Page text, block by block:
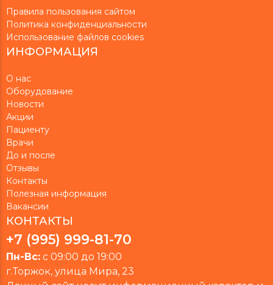
Правила пользования сайтом
Политика конфиденциальности
Использование файлов cookies
ИНФОРМАЦИЯ
О нас
Оборудование
Новости
Акции
Пациенту
Врачи
До и после
Отзывы
Контакты
Полезная информация
Вакансии
КОНТАКТЫ
+7 (995) 999-81-70
Пн-Вс‎: с 09:00 до 19:00
г.Торжок, улица Мира, 23